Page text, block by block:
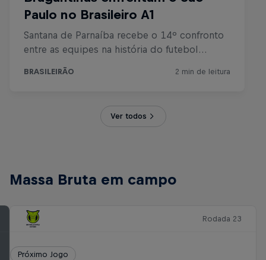
Ver todos
Massa Bruta em campo
Rodada 23
Próximo Jogo